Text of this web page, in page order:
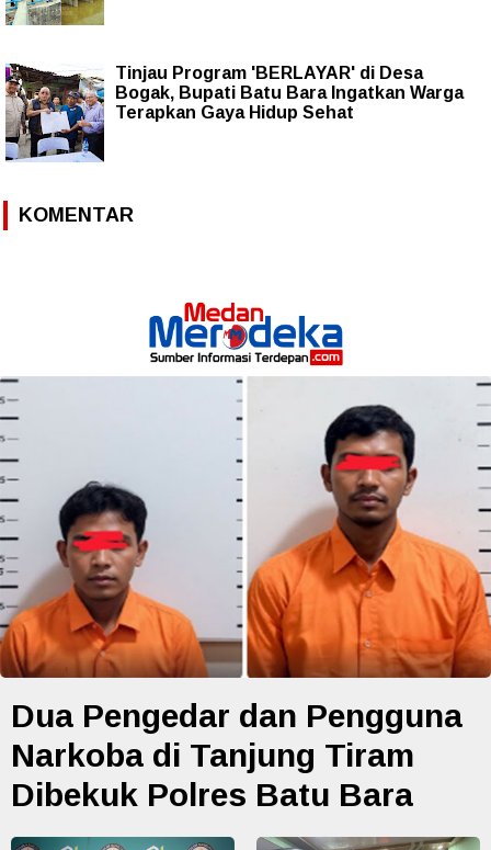
Tinjau Program 'BERLAYAR' di Desa
Bogak, Bupati Batu Bara Ingatkan Warga
Terapkan Gaya Hidup Sehat
KOMENTAR
Dua Pengedar dan Pengguna
Narkoba di Tanjung Tiram
Dibekuk Polres Batu Bara